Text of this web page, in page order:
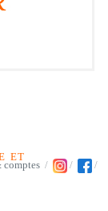
ET
comptes